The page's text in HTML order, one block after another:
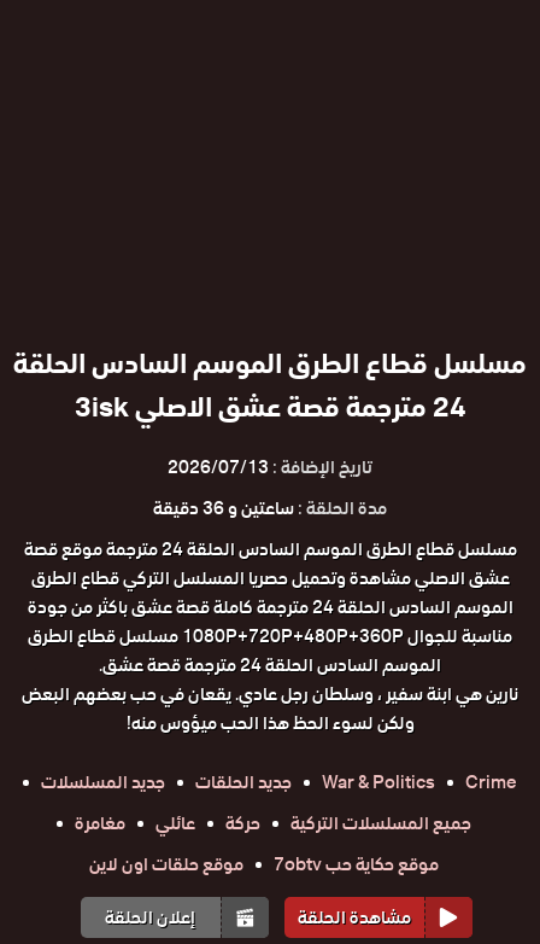
مسلسل قطاع الطرق الموسم السادس الحلقة
24 مترجمة قصة عشق الاصلي 3isk
تاريخ الإضافة :2026/07/13
مدة الحلقة :ساعتين و 36 دقيقة
مسلسل قطاع الطرق الموسم السادس الحلقة 24 مترجمة موقع قصة
عشق الاصلي مشاهدة وتحميل حصريا المسلسل التركي قطاع الطرق
الموسم السادس الحلقة 24 مترجمة كاملة قصة عشق باكثر من جودة
مناسبة للجوال 1080P+720P+480P+360P مسلسل قطاع الطرق
الموسم السادس الحلقة 24 مترجمة قصة عشق.
نارين هي ابنة سفير ، وسلطان رجل عادي. يقعان في حب بعضهم البعض
ولكن لسوء الحظ هذا الحب ميؤوس منه!
Crime
War & Politics جديد الحلقات
جديد المسلسلات
جميع المسلسلات التركية
حركة عائلي
مغامرة
موقع حكاية حب 7obtv
موقع حلقات اون لاين
مشاهدة الحلقة
إعلان الحلقة